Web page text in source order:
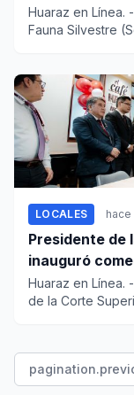
Huaraz en Línea.
Fauna Silvestre
LOCALES hace
Presidente de
inauguró
Huaraz en Línea.
de la Corte